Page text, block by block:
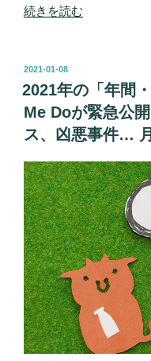
8」
人
は
危
険！
い
師
Love
Me
Do“3
月
の
予
言”発
表”
“【警
月
17
～
日
に
大
地
震
や
衝
撃
事
件、
24
～
続きを読む
投
稿
日:
2021-01-08
2021年の「年間
Me Doが緊急公
ス、凶悪事件…